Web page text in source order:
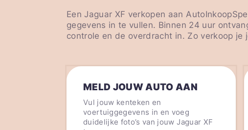
Een Jaguar XF verkopen aan
gegevens in te vullen. Binnen 24 uur
controle en de overdracht in. Zo verkoop
MELD JOUW AUTO AAN
Vul jouw kenteken en
voertuiggegevens in en voeg
duidelijke foto’s van jouw Jaguar XF